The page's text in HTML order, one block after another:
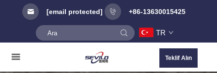
[email protected] +86-13630015425
TR
Teklif Alın